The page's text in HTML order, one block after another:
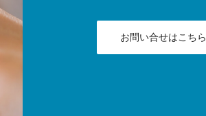
お問い合せはこちら